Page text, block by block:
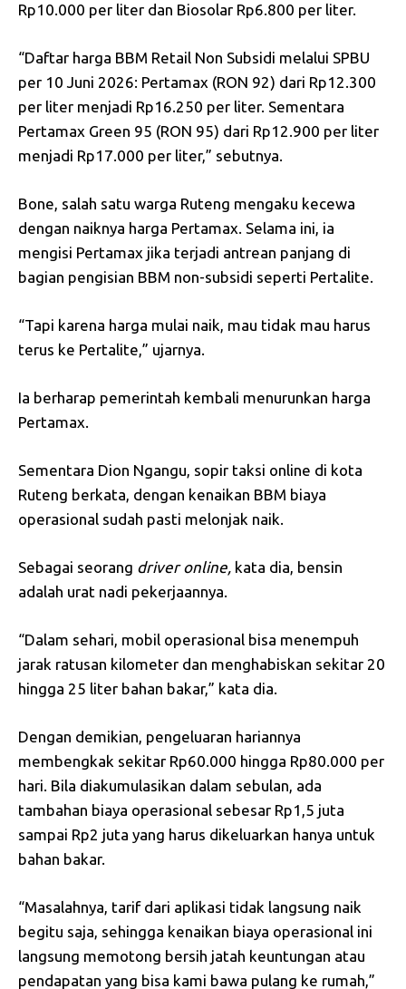
Rp10.000 per liter dan Biosolar Rp6.800 per liter.
“Daftar harga BBM Retail Non Subsidi melalui SPBU
per 10 Juni 2026: Pertamax (RON 92) dari Rp12.300
per liter menjadi Rp16.250 per liter. Sementara
Pertamax Green 95 (RON 95) dari Rp12.900 per liter
menjadi Rp17.000 per liter,” sebutnya.
Bone, salah satu warga Ruteng mengaku kecewa
dengan naiknya harga Pertamax. Selama ini, ia
mengisi Pertamax jika terjadi antrean panjang di
bagian pengisian BBM non-subsidi seperti Pertalite.
“Tapi karena harga mulai naik, mau tidak mau harus
terus ke Pertalite,” ujarnya.
Ia berharap pemerintah kembali menurunkan harga
Pertamax.
Sementara Dion Ngangu, sopir taksi online di kota
Ruteng berkata, dengan kenaikan BBM biaya
operasional sudah pasti melonjak naik.
Sebagai seorang driver online, kata dia, bensin
adalah urat nadi pekerjaannya.
“Dalam sehari, mobil operasional bisa menempuh
jarak ratusan kilometer dan menghabiskan sekitar 20
hingga 25 liter bahan bakar,” kata dia.
Dengan demikian, pengeluaran hariannya
membengkak sekitar Rp60.000 hingga Rp80.000 per
hari. Bila diakumulasikan dalam sebulan, ada
tambahan biaya operasional sebesar Rp1,5 juta
sampai Rp2 juta yang harus dikeluarkan hanya untuk
bahan bakar.
“Masalahnya, tarif dari aplikasi tidak langsung naik
begitu saja, sehingga kenaikan biaya operasional ini
langsung memotong bersih jatah keuntungan atau
pendapatan yang bisa kami bawa pulang ke rumah,”